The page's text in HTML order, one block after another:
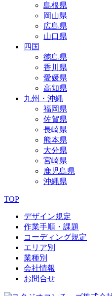
島根県
岡山県
広島県
山口県
四国
徳島県
香川県
愛媛県
高知県
九州・沖縄
福岡県
佐賀県
長崎県
熊本県
大分県
宮崎県
鹿児島県
沖縄県
TOP
デザイン規定
作業手順・課題
コーディング規定
エリア別
業種別
会社情報
お問合せ